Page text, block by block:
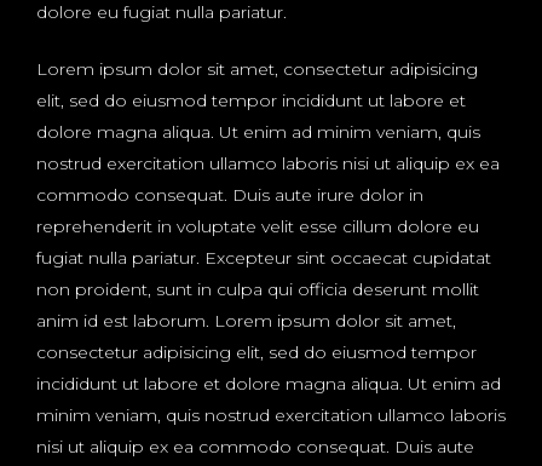
dolore eu fugiat nulla pariatur.
Lorem ipsum dolor sit amet, consectetur adipisicing
elit, sed do eiusmod tempor incididunt ut labore et
dolore magna aliqua. Ut enim ad minim veniam, quis
nostrud exercitation ullamco laboris nisi ut aliquip ex ea
commodo consequat. Duis aute irure dolor in
reprehenderit in voluptate velit esse cillum dolore eu
fugiat nulla pariatur. Excepteur sint occaecat cupidatat
non proident, sunt in culpa qui officia deserunt mollit
anim id est laborum. Lorem ipsum dolor sit amet,
consectetur adipisicing elit, sed do eiusmod tempor
incididunt ut labore et dolore magna aliqua. Ut enim ad
minim veniam, quis nostrud exercitation ullamco laboris
nisi ut aliquip ex ea commodo consequat. Duis aute